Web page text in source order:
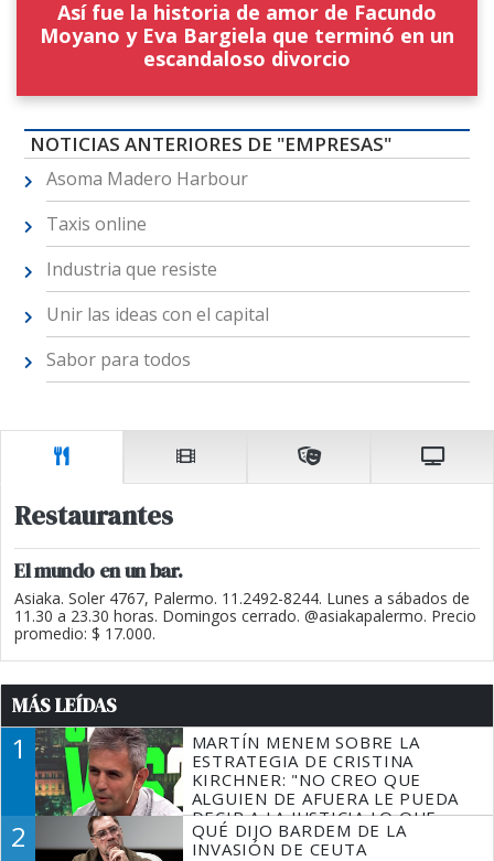
Así fue la historia de amor de Facundo
Moyano y Eva Bargiela que terminó en un
escandaloso divorcio
NOTICIAS ANTERIORES DE "EMPRESAS"
Asoma Madero Harbour
Taxis online
Industria que resiste
Unir las ideas con el capital
Sabor para todos
Restaurantes
El mundo en un bar.
Asiaka. Soler 4767, Palermo. 11.2492-8244. Lunes a sábados de
11.30 a 23.30 horas. Domingos cerrado. @asiakapalermo. Precio
promedio: $ 17.000.
MÁS LEÍDAS
1
MARTÍN MENEM SOBRE LA
ESTRATEGIA DE CRISTINA
KIRCHNER: "NO CREO QUE
ALGUIEN DE AFUERA LE PUEDA
DECIR A LA JUSTICIA LO QUE
TIENE QUE HACER"
2
QUÉ DIJO BARDEM DE LA
INVASIÓN DE CEUTA